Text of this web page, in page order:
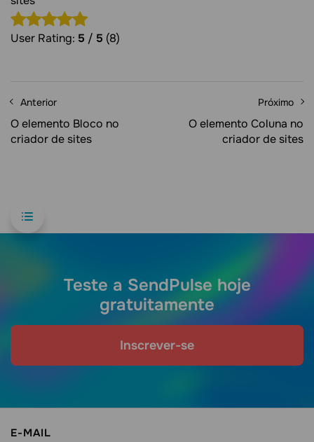
User Rating: 5 / 5 (8)
Anterior
O elemento Bloco no
criador de sites
Próximo
O elemento Coluna no
criador de sites
Teste a SendPulse hoje
gratuitamente
Inscrever-se
E-MAIL